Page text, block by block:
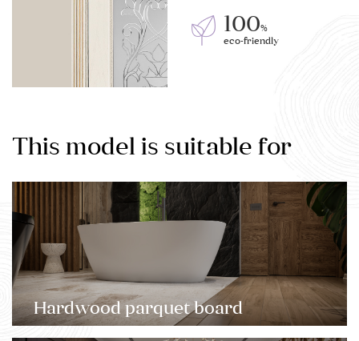
100%
eco-friendly
This model is suitable for
Hardwood parquet board